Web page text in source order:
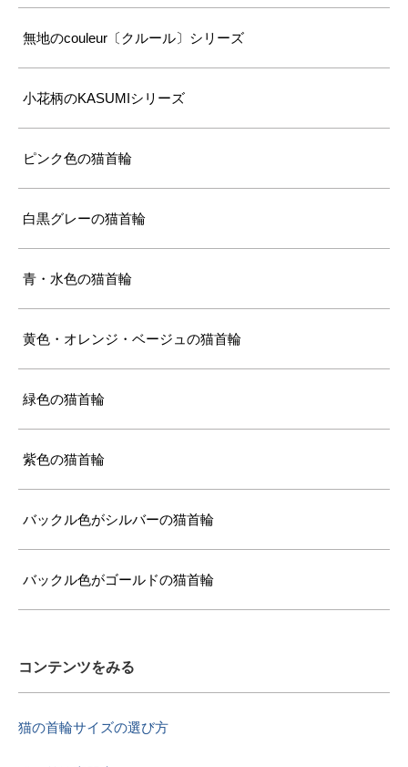
無地のcouleur〔クルール〕シリーズ
小花柄のKASUMIシリーズ
ピンク色の猫首輪
白黒グレーの猫首輪
青・水色の猫首輪
黄色・オレンジ・ベージュの猫首輪
緑色の猫首輪
紫色の猫首輪
バックル色がシルバーの猫首輪
バックル色がゴールドの猫首輪
コンテンツをみる
猫の首輪サイズの選び方